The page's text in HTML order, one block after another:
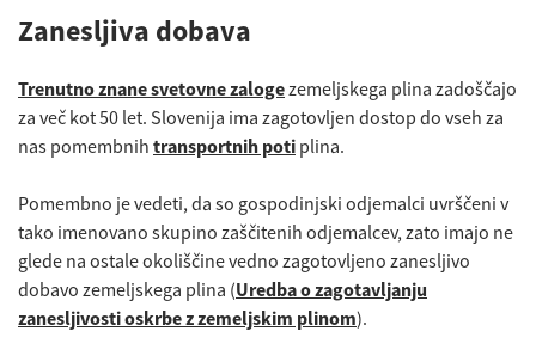
Zanesljiva dobava
Trenutno znane svetovne zalogezemeljskega plina zadoščajo
za več kot 50 let. Slovenija ima zagotovljen dostop do vseh za
nas pomembnih transportnih poti plina.
Pomembno je vedeti, da so gospodinjski odjemalci uvrščeni v
tako imenovano skupino zaščitenih odjemalcev, zato imajo ne
glede na ostale okoliščine vedno zagotovljeno zanesljivo
dobavo zemeljskega plina (Uredba o zagotavljanju
zanesljivosti oskrbe z zemeljskim plinom).